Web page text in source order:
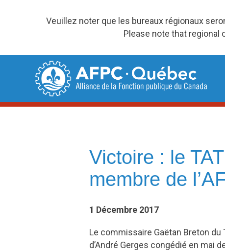
Veuillez noter que les bureaux régionaux
Please note that regional
Victoire : le
membre de
1 Décembre 2017
Le commissaire Gaëtan Breton
d’André Gerges congédié en mai